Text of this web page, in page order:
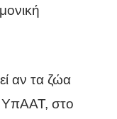
αν τα ζώα
ΥπΑΑΤ, στο